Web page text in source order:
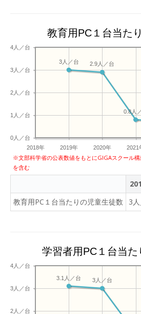
年
教育用PC１台当た
2018年 2019年 2020年 2021
0人／台
1人／台
2人／台
3人／台
4人／台
0.8人
2.9人／台
3人／台
※文部科学省の公表数値をもとにGIGAスクール
を含む
教育用PC１台当たりの児童生徒数
3
学習者用PC１台当
2人／台
3人／台
4人／台
3人／台
3.1人／台